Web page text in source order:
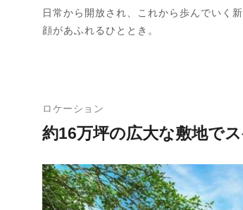
日常から開放され、これから歩んでいく
顔があふれるひととき。
約16万坪の広大な敷地で
ロケーション